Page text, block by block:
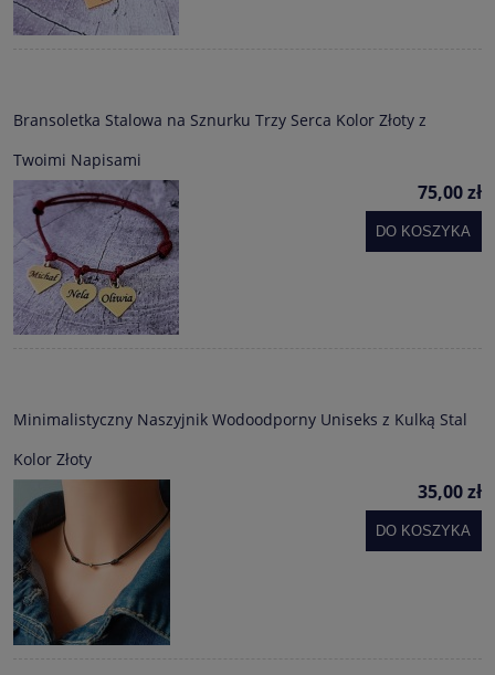
Bransoletka Stalowa na Sznurku Trzy Serca Kolor Złoty z
Twoimi Napisami
75,00 zł
DO KOSZYKA
Minimalistyczny Naszyjnik Wodoodporny Uniseks z Kulką Stal
Kolor Złoty
35,00 zł
DO KOSZYKA